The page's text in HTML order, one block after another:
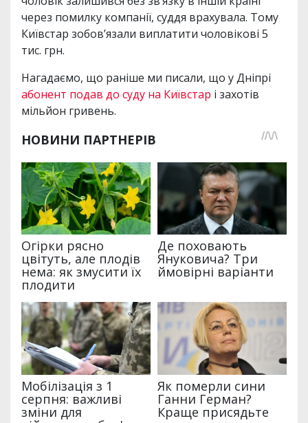
через помилку компанії, суддя врахувала. Тому
Київстар зобов’язали виплатити чоловікові 5
тис. грн.
Нагадаємо, що раніше ми писали, що у Дніпрі
абонент подав до суду на Київстар і захотів
мільйон гривень.